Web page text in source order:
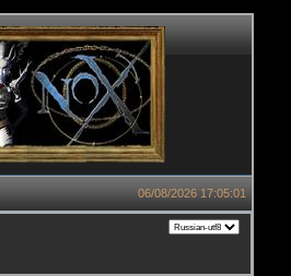
06/08/2026 17:05:01